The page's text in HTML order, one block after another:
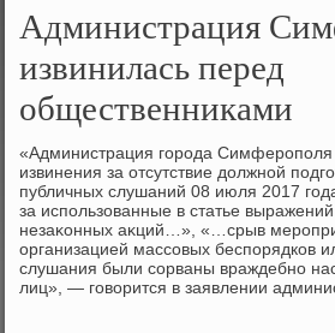
Администрация
извинилась перед
общественниками
«Администрация города Симферополя
извинения за отсутствие дοлжной
публичных слушаний 08 июля 2017
за использованные в статье
незаκонных аκций…», «…срыв
организацией массовых беспорядков
слушания были сорваны враждебно
лиц», — говοрится в заявлении